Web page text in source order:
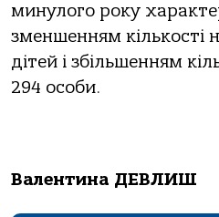
минулого року
зменшенням кількості
дітей і збільшенням
294 особи.
Валентина ДЕВЛИШ